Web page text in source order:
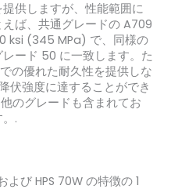
供しますが、性能範囲に
ば、共通グレードの A709
ksi (345 MPa) で、同様の
ード 50 に一致します。た
の優れた耐久性を提供しな
伏強度に達することができ
のグレードも含まれてお
.
び HPS 70W の特徴の 1